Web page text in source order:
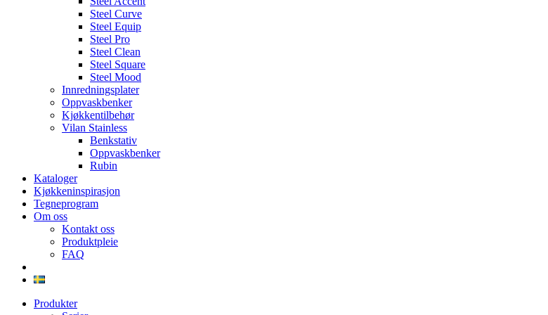
Steel Curve
Steel Equip
Steel Pro
Steel Clean
Steel Square
Steel Mood
Innredningsplater
Oppvaskbenker
Kjøkkentilbehør
Vilan Stainless
Benkstativ
Oppvaskbenker
Rubin
Kataloger
Kjøkkeninspirasjon
Tegneprogram
Om oss
Kontakt oss
Produktpleie
FAQ
Produkter